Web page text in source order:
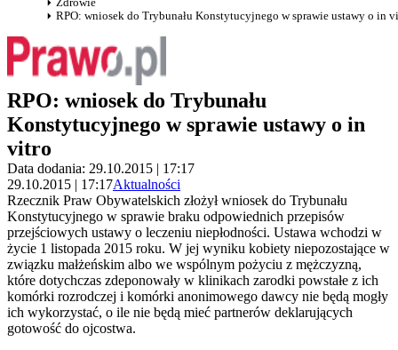
RPO: wniosek do Trybunału Konstytucyjnego w sprawie ustawy o in
RPO: wniosek do Trybunału
Konstytucyjnego w sprawie ustawy o in
vitro
Data dodania: 29.10.2015 | 17:17
29.10.2015 | 17:17Aktualności
Rzecznik Praw Obywatelskich złożył wniosek do Trybunału
Konstytucyjnego w sprawie braku odpowiednich przepisów
przejściowych ustawy o leczeniu niepłodności. Ustawa wchodzi w
życie 1 listopada 2015 roku. W jej wyniku kobiety niepozostające w
związku małżeńskim albo we wspólnym pożyciu z mężczyzną,
które dotychczas zdeponowały w klinikach zarodki powstałe z ich
komórki rozrodczej i komórki anonimowego dawcy nie będą mogły
ich wykorzystać, o ile nie będą mieć partnerów deklarujących
gotowość do ojcostwa.